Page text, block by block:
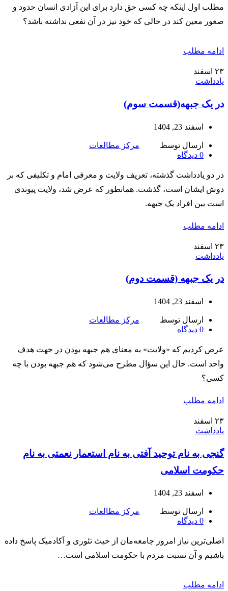
مطلب اول اینکه چه کسی حق دارد برای این آزادی انسان حدود و
صغور معین کند در حالی که خود نیز در آن نفعی نداشته باشد؟
ادامه مطلب
۲۳ اسفند
یادداشت
در یک جبهه(قسمت سوم)
اسفند 23, 1404
ارسال توسط
مرکز مطالعات
0 دیدگاه
در دو یادداشت گذشته، تعریف ولایت و معرفی امام و تکلیفی که بر
دوش ایشان است، گذشت. همانطور که عرض شد، ولایت پیوندی
است بین افراد یک جبهه.
ادامه مطلب
۲۳ اسفند
یادداشت
در یک جبهه (قسمت دوم)
اسفند 23, 1404
ارسال توسط
مرکز مطالعات
0 دیدگاه
عرض کردیم که «ولایت» به معنای هم‌ جبهه بودن در جهت هدف
واحد است. حال این سؤال مطرح می‌شود که هم‌ جبهه بودن با چه
کسی؟
ادامه مطلب
۲۳ اسفند
یادداشت
گنجی به نام توحید آفتی به نام استعمار نعمتی به نام
حکومت اسلامی
اسفند 23, 1404
ارسال توسط
مرکز مطالعات
0 دیدگاه
اصلی‌ترین نیاز امروز جامعه‌مان از حیث تئوری و آکادمیک پاسخ داده
باشیم و آن نسبت مردم با حکومت اسلامی است…
ادامه مطلب